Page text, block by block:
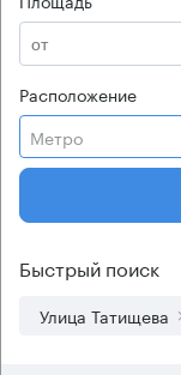
Расположение
Метро
Быстрый поиск
Улица Татищева